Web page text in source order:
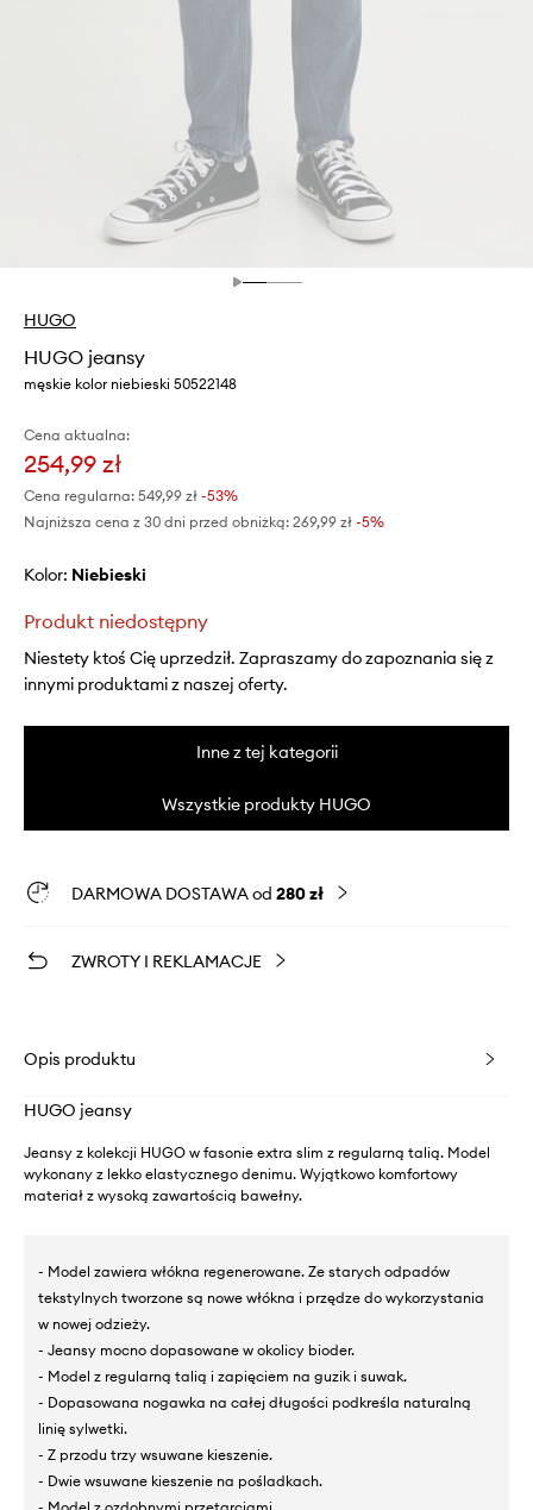
HUGO
HUGO jeansy
męskie kolor niebieski 50522148
Cena aktualna:
254,99 zł
Cena regularna: 549,99 zł -53%
Najniższa cena z 30 dni przed obniżką: 269,99 zł -5%
Kolor: niebieski
Produkt niedostępny
Niestety ktoś Cię uprzedził. Zapraszamy do zapoznania się z
innymi produktami z naszej oferty.
Inne z tej kategorii
Wszystkie produkty HUGO
DARMOWA DOSTAWA od 280 zł
ZWROTY I REKLAMACJE
Opis produktu
HUGO jeansy
Jeansy z kolekcji HUGO w fasonie extra slim z regularną talią. Model
wykonany z lekko elastycznego denimu. Wyjątkowo komfortowy
materiał z wysoką zawartością bawełny.
- Model zawiera włókna regenerowane. Ze starych odpadów
tekstylnych tworzone są nowe włókna i przędze do wykorzystania
w nowej odzieży.
- Jeansy mocno dopasowane w okolicy bioder.
- Model z regularną talią i zapięciem na guzik i suwak.
- Dopasowana nogawka na całej długości podkreśla naturalną
linię sylwetki.
- Z przodu trzy wsuwane kieszenie.
- Dwie wsuwane kieszenie na pośladkach.